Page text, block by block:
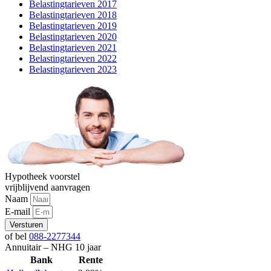
Belastingtarieven 2017
Belastingtarieven 2018
Belastingtarieven 2019
Belastingtarieven 2020
Belastingtarieven 2021
Belastingtarieven 2022
Belastingtarieven 2023
Hypotheek voorstel
vrijblijvend aanvragen
Naam
E-mail
Versturen
of bel 088-2277344
Annuitair – NHG 10 jaar
Bank
Rente